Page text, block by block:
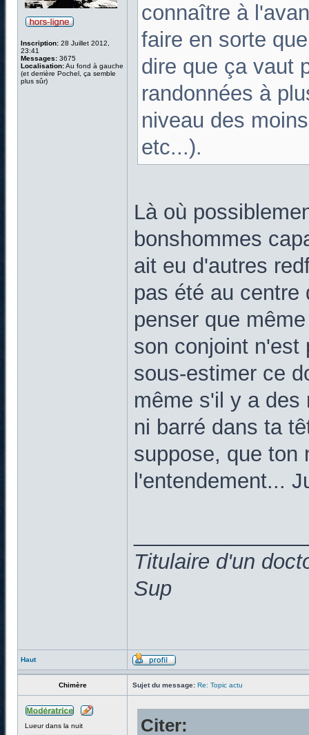
Inscription: 28 Juillet 2012,
23:41
Messages: 3675
Localisation:Au fond à gauche
(et derrière Pochel, ça semble
plus sûr)
connaître à
faire en sorte
dire que ça vaut
randonnées à
niveau des
etc...).
Là où
bonshommes
ait eu d'autres
pas été au centre
penser que
son conjoint n'est
sous-estimer ce
même s'il y a des
ni barré dans ta
suppose, que ton
l'entendement...
Titulaire d'un
Sup
Haut
Chimère Sujet du message: Re: Topic actu
Lueur dans la nuit Citer: